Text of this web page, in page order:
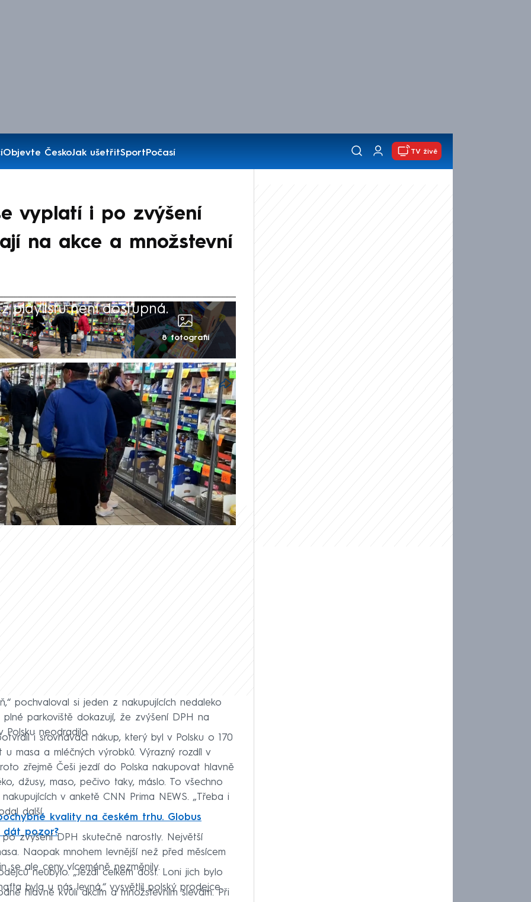
Objevte ČeskoJak ušetřitSportPočasí
TV živě
vyplatí i po zvýšení
na akce a množstevní
playlistu není dostupná.
8 fotografií
daňová sazba na některé
pět procent. Podle některých
nákupy v Polsku se už Čechům
štáb CNN Prima NEWS, aby ověřil,
nakupuje.
pochvaloval si jeden z nakupujících nedaleko
parkoviště dokazují, že zvýšení DPH na
Polsku neodradilo.
i srovnávací nákup, který byl v Polsku o 170
masa a mléčných výrobků. Výrazný rozdíl v
zřejmě Češi jezdí do Polska nakupovat hlavně
džusy, maso, pečivo taky, máslo. To všechno
v anketě CNN Prima NEWS. „Třeba i
další.
kvality na českém trhu. Globus
dát pozor?
zvýšení DPH skutečně narostly. Největší
Naopak mnohem levnější než před měsícem
se ale ceny víceméně nezměnily.
neubylo. „Jezdí celkem dost. Loni jich bylo
byla u nás levná,“ vysvětlil polský prodejce.
hlavně kvůli akcím a množstevním slevám. Při